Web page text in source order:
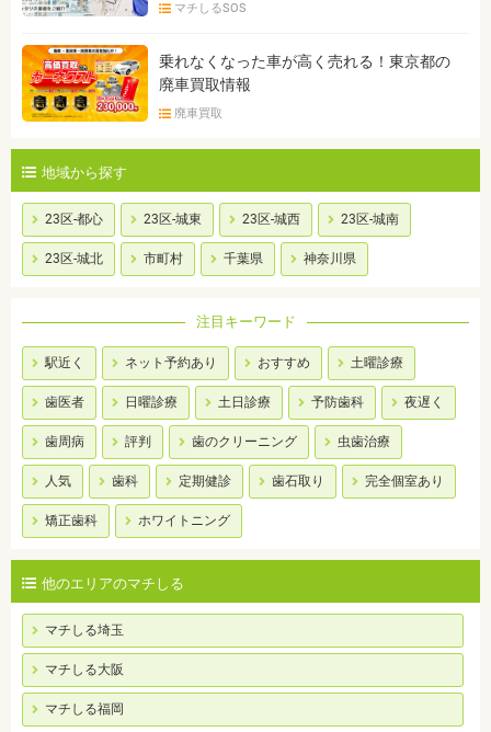
マチしるSOS
乗れなくなった車が高く売れる！東京都の
廃車買取情報
廃車買取
地域から探す
23区-都心 23区-城東 23区-城西 23区-城南
23区-城北 市町村 千葉県 神奈川県
注目キーワード
駅近く ネット予約あり おすすめ 土曜診療
歯医者 日曜診療 土日診療 予防歯科 夜遅く
歯周病 評判 歯のクリーニング 虫歯治療
人気 歯科 定期健診 歯石取り 完全個室あり
矯正歯科 ホワイトニング
他のエリアのマチしる
マチしる埼玉
マチしる大阪
マチしる福岡